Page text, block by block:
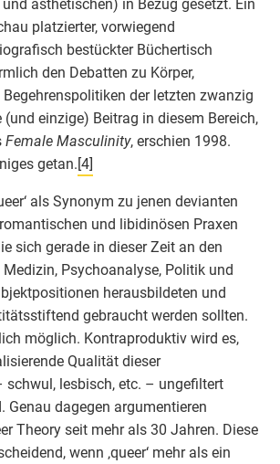
ästhetischen) in Bezug gesetzt. Ein
platzierter, vorwiegend
bestückter Büchertisch
den Debatten zu Körper,
Begehrenspolitiken der letzten zwanzig
einzige) Beitrag in diesem Bereich,
Female Masculinity, erschien 1998.
getan.[4]
als Synonym zu jenen devianten
und libidinösen Praxen
sich gerade in dieser Zeit an den
Psychoanalyse, Politik und
herausbildeten und
gebraucht werden sollten.
möglich. Kontraproduktiv wird es,
Qualität dieser
schwul, lesbisch, etc. – ungefiltert
Genau dagegen argumentieren
Theory seit mehr als 30 Jahren. Diese
wenn ‚queer‘ mehr als ein